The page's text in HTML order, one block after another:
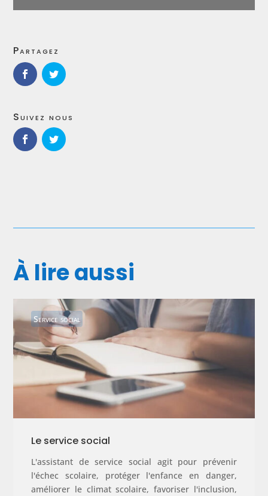
Partagez
Suivez nous
À lire aussi
Service social
Le service social
L'assistant de service social agit pour prévenir
l'échec scolaire, protéger l'enfance en danger,
améliorer le climat scolaire, favoriser l'inclusion,